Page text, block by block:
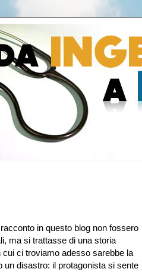
in questo blog non fossero
ma si trattasse di una storia
cui ci troviamo adesso sarebbe la
un disastro: il protagonista si sente